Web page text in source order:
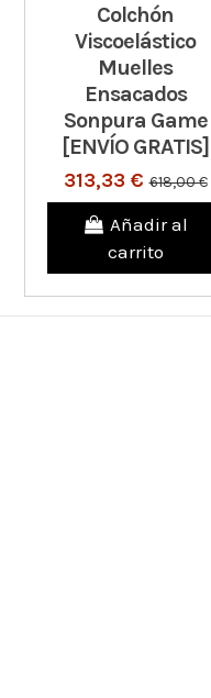
Colchón
Viscoelástico
Muelles
Ensacados
Sonpura Game
[ENVÍO GRATIS]
313,33 €618,00 €
Añadir al
carrito